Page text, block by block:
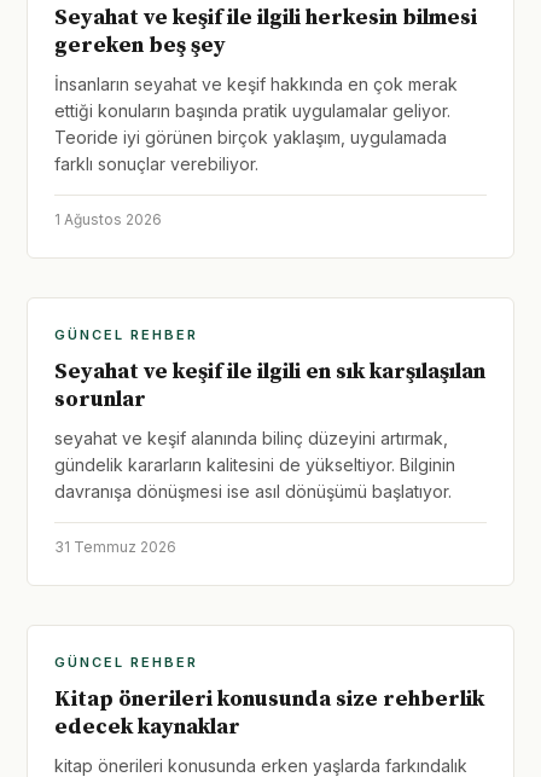
Seyahat ve keşif ile ilgili herkesin bilmesi
gereken beş şey
İnsanların seyahat ve keşif hakkında en çok merak
ettiği konuların başında pratik uygulamalar geliyor.
Teoride iyi görünen birçok yaklaşım, uygulamada
farklı sonuçlar verebiliyor.
1 Ağustos 2026
GÜNCEL REHBER
Seyahat ve keşif ile ilgili en sık karşılaşılan
sorunlar
seyahat ve keşif alanında bilinç düzeyini artırmak,
gündelik kararların kalitesini de yükseltiyor. Bilginin
davranışa dönüşmesi ise asıl dönüşümü başlatıyor.
31 Temmuz 2026
GÜNCEL REHBER
Kitap önerileri konusunda size rehberlik
edecek kaynaklar
kitap önerileri konusunda erken yaşlarda farkındalık